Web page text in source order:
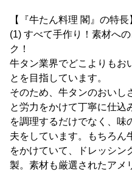
【『牛たん料理 閣』の特長
(1) すべて手作り！素材へ
ク！
牛タン業界でどこよりもお
とを目指しています。
そのため、牛タンのおいし
と労力をかけて丁寧に仕込
を調理するだけでなく、味
夫をしています。もちろん
をかけていて、ドレッシン
製。素材も厳選されたアメ